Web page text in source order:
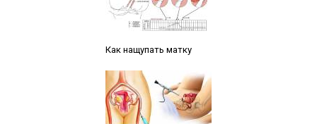
Как нащупать матку